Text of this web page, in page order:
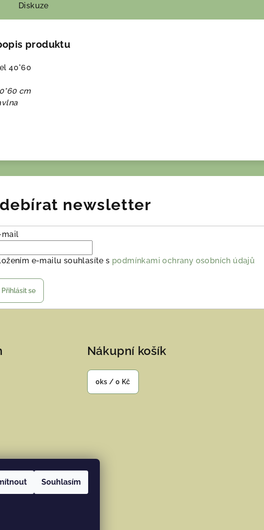
Souhlasím
Diskuze
produktu
40*60
cm
newsletter
mail
e-mailu souhlasíte s podmínkami ochrany osobních údajů
Přihlásit se
Nákupní košík
0ks / 0 Kč